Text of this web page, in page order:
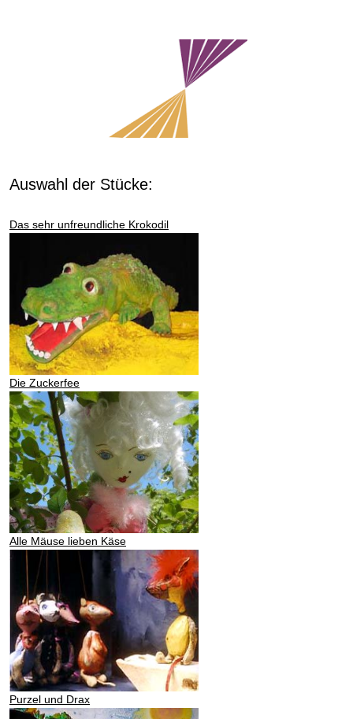
Auswahl der Stücke:
Das sehr unfreundliche Krokodil
Die Zuckerfee
Alle Mäuse lieben Käse
Purzel und Drax